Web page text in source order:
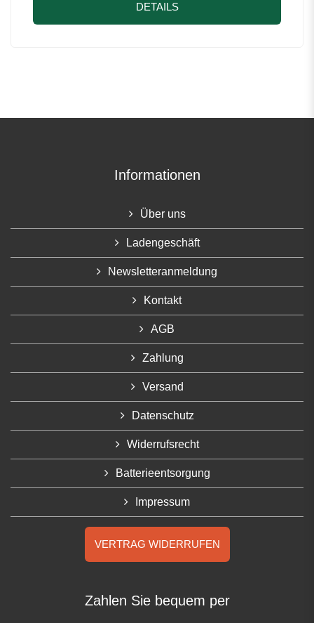
DETAILS
Informationen
Über uns
Ladengeschäft
Newsletteranmeldung
Kontakt
AGB
Zahlung
Versand
Datenschutz
Widerrufsrecht
Batterieentsorgung
Impressum
VERTRAG WIDERRUFEN
Zahlen Sie bequem per